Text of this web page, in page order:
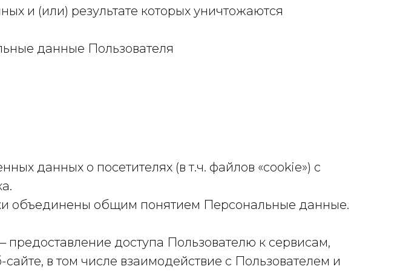
и (или) результате которых уничтожаются
данные Пользователя
данных о посетителях (в т.ч. файлов «cookie») с
объединены общим понятием Персональные данные.
доступа Пользователю к сервисам,
в том числе взаимодействие с Пользователем и